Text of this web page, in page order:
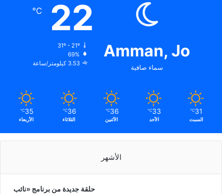
Amman, Jo
سماء صافية
22
℃
31º - 21º
69%
3.53 كيلومتر/ساعة
31
℃
السبت
33
℃
الأحد
36
℃
الأثنين
36
℃
الثلاثاء
35
℃
الأربعاء
الأشهر
حلقة جديدة من برنامج «نائب